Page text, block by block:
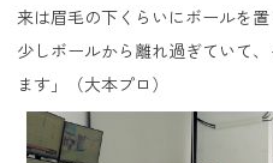
来は眉毛の下くらいにボールを
少しボールから離れ過ぎていて
ます」（大本プロ）